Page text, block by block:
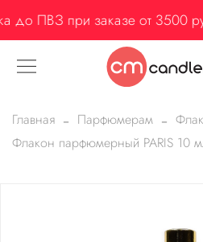
до ПВЗ при заказе от 3500
Главная Парфюмерам
Флакон парфюмерный PARIS 10